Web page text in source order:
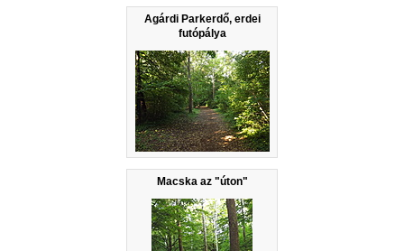
Agárdi Parkerdő, erdei
futópálya
Macska az "úton"